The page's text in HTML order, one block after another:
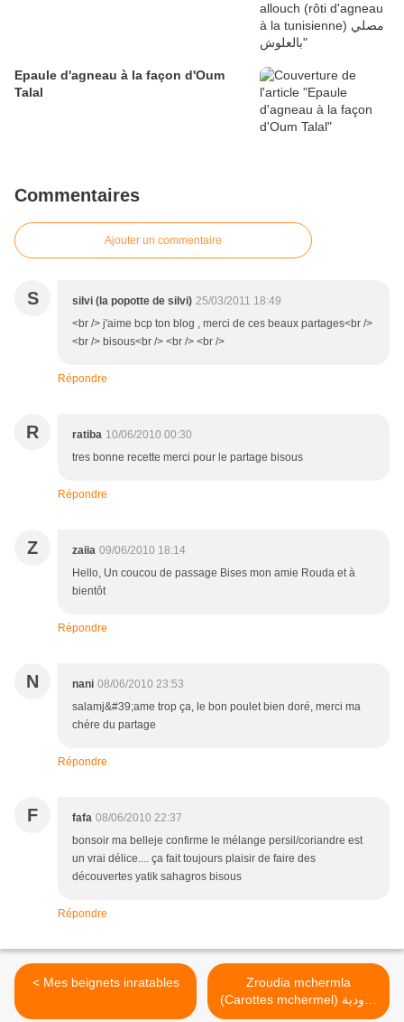
Epaule d'agneau à la façon d'Oum
Talal
Commentaires
Ajouter un commentaire
S silvi (la popotte de silvi) 25/03/2011 18:49
<br /> j'aime bcp ton blog , merci de ces beaux partages<br />
<br /> bisous<br /> <br /> <br />
Répondre
R ratiba 10/06/2010 00:30
tres bonne recette merci pour le partage bisous
Répondre
Z zaiia 09/06/2010 18:14
Hello, Un coucou de passage Bises mon amie Rouda et à
bientôt
Répondre
N nani 08/06/2010 23:53
salamj&#39;ame trop ça, le bon poulet bien doré, merci ma
chére du partage
Répondre
F fafa 08/06/2010 22:37
bonsoir ma belleje confirme le mélange persil/coriandre est
un vrai délice.... ça fait toujours plaisir de faire des
découvertes yatik sahagros bisous
Répondre
< Mes beignets inratables
Zroudia mchermla
(Carottes mchermel) زرودية
مشرملة >